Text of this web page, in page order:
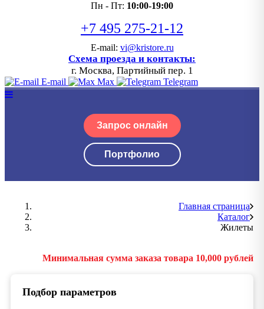
Пн - Пт: 10:00-19:00
+7 495 275-21-12
E-mail: vi@kristore.ru
Схема проезда и контакты:
г. Москва, Партийный пер. 1
E-mail Max Telegram
Запрос онлайн
Портфолио
Главная страница
Каталог
Жилеты
Минимальная сумма заказа товара 10,000 рублей
Подбор параметров